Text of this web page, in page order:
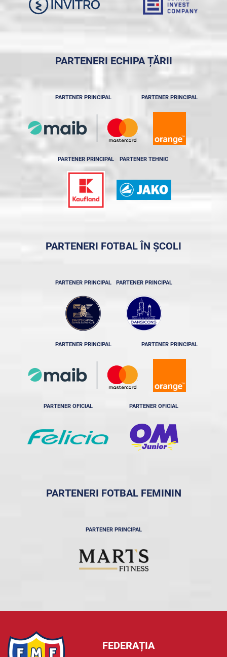
PARTENERI ECHIPA ȚĂRII
PARTENER PRINCIPAL PARTENER PRINCIPAL
PARTENER PRINCIPAL PARTENER TEHNIC
PARTENERI FOTBAL ÎN ȘCOLI
PARTENER PRINCIPAL PARTENER PRINCIPAL
PARTENER PRINCIPAL PARTENER PRINCIPAL
PARTENER OFICIAL PARTENER OFICIAL
PARTENERI FOTBAL FEMININ
PARTENER PRINCIPAL
FEDERAȚIA